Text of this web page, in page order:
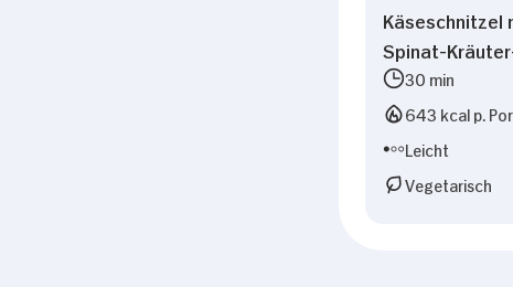
Käseschnitzel
Spinat-
30 min
643 kcal p.
Leicht
Vegetarisch